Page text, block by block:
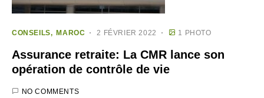
CONSEILS MAROC 2 FÉVRIER 2022 1 PHOTO
Assurance retraite: La CMR lance son
opération de contrôle de vie
NO COMMENTS